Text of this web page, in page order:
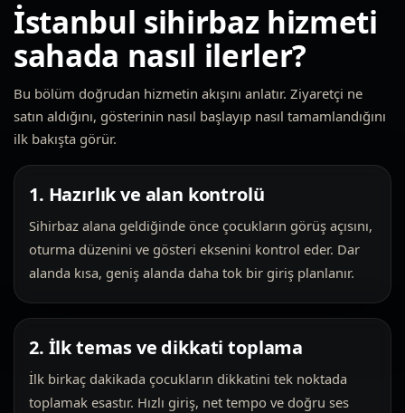
İstanbul sihirbaz hizmeti
sahada nasıl ilerler?
Bu bölüm doğrudan hizmetin akışını anlatır. Ziyaretçi ne
satın aldığını, gösterinin nasıl başlayıp nasıl tamamlandığını
ilk bakışta görür.
1. Hazırlık ve alan kontrolü
Sihirbaz alana geldiğinde önce çocukların görüş açısını,
oturma düzenini ve gösteri eksenini kontrol eder. Dar
alanda kısa, geniş alanda daha tok bir giriş planlanır.
2. İlk temas ve dikkati toplama
İlk birkaç dakikada çocukların dikkatini tek noktada
toplamak esastır. Hızlı giriş, net tempo ve doğru ses